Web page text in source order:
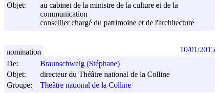
Objet:
au cabinet de la ministre de la culture et de la
communication
conseiller chargé du patrimoine et de l'architecture
De:
Braunschweig (Stéphane)
Objet:
directeur du Théâtre national de la Colline
Groupe:
Théâtre national de la Colline
nomination 10/01/2015